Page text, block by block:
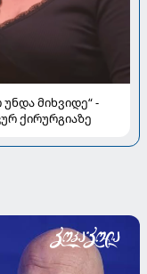
მიხვიდე“ -
ქირურგიაზე